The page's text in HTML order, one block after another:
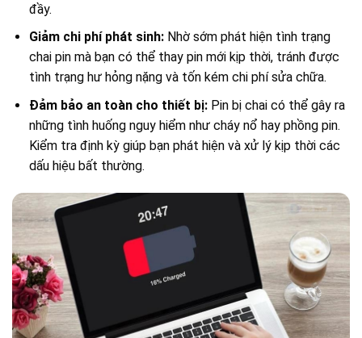
đầy.
Giảm chi phí phát sinh: Nhờ sớm phát hiện tình trạng
chai pin mà bạn có thể thay pin mới kịp thời, tránh được
tình trạng hư hỏng nặng và tốn kém chi phí sửa chữa.
Đảm bảo an toàn cho thiết bị: Pin bị chai có thể gây ra
những tình huống nguy hiểm như cháy nổ hay phồng pin.
Kiểm tra định kỳ giúp bạn phát hiện và xử lý kịp thời các
dấu hiệu bất thường.